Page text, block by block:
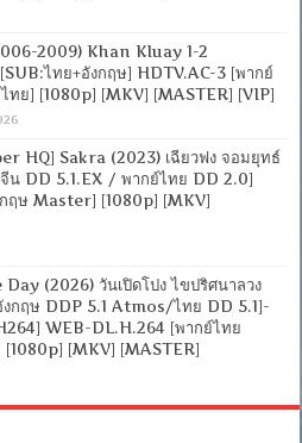
2009) Khan Kluay 1-2
ไทย+อังกฤษ] HDTV.AC-3 [พากย์
ทย] [1080p] [MKV] [MASTER] [VIP]
HQ] Sakra (2023) เฉียวฟง จอมยุทธ์
จีน DD 5.1.EX / พากย์ไทย DD 2.0]
กฤษ Master] [1080p] [MKV]
(2026) วันเปิดโปง ไขปริศนาลวง
งกฤษ DDP 5.1 Atmos/ไทย DD 5.1]-
WEB-DL.H.264 [พากย์ไทย
[1080p] [MKV] [MASTER]